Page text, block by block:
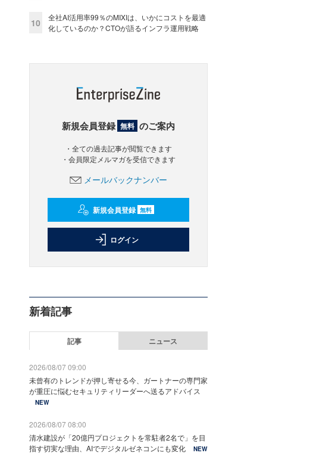
10
全社AI活用率99％のMIXIは、いかにコストを最適
化しているのか？CTOが語るインフラ運用戦略
新規会員登録 無料 のご案内
・全ての過去記事が閲覧できます
・会員限定メルマガを受信できます
メールバックナンバー
新規会員登録 無料
ログイン
新着記事
記事 ニュース
2026/08/07 09:00
未曾有のトレンドが押し寄せる今、ガートナーの専門家
が重圧に悩むセキュリティリーダーへ送るアドバイス
NEW
2026/08/07 08:00
清水建設が「20億円プロジェクトを常駐者2名で」を目
指す切実な理由、AIでデジタルゼネコンにも変化
NEW